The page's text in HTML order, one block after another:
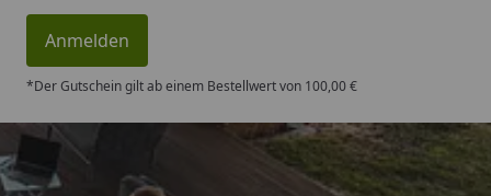
mit klarem Wasser und trocknest es anschließend mit
einem weichen Tuch ab.
Anmelden
*Der Gutschein gilt ab einem Bestellwert von 100,00 €